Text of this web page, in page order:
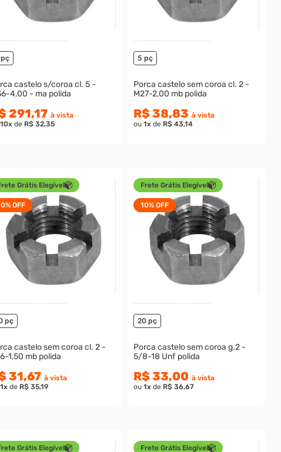
castelo s/coroa cl. 5 -
4,00 - ma polida
291,17 à vista
10x de R$ 32,35
5 pç
Porca castelo sem coroa cl. 2 -
M27-2,00 mb polida
R$ 38,83 à vista
ou 1x de R$ 43,14
Grátis Elegível
OFF
pç
castelo sem coroa cl. 2 -
1,50 mb polida
31,67 à vista
1x de R$ 35,19
Frete Grátis Elegível
10% OFF
20 pç
Porca castelo sem coroa g.2 -
5/8-18 Unf polida
R$ 33,00 à vista
ou 1x de R$ 36,67
Grátis Elegível Frete Grátis Elegível